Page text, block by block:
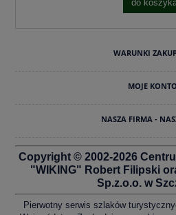
do
WARUNKI
MOJE KONTO
NASZA FIRMA -
Copyright © 2002-2026
"WIKING" Robert Filipski
Sp.z.o.o. w
Pierwotny serwis szlaków